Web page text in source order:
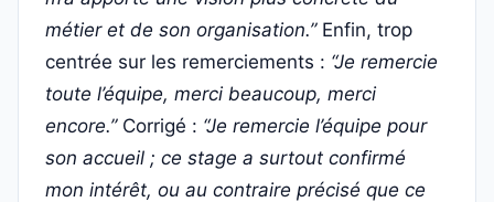
métier et de son organisation.”Enfin, trop
centrée sur les remerciements : “Je remercie
toute l’équipe, merci beaucoup, merci
encore.”Corrigé : “Je remercie l’équipe pour
son accueil ; ce stage a surtout confirmé
mon intérêt, ou au contraire précisé que ce